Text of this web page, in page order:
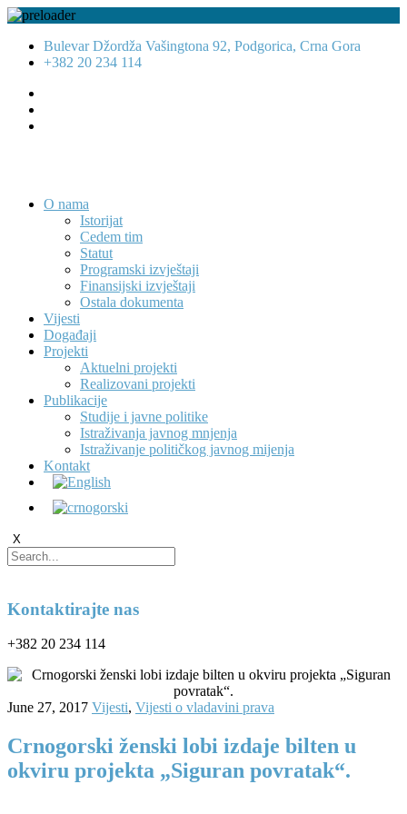
Bulevar Džordža Vašingtona 92, Podgorica, Crna Gora
+382 20 234 114
O nama
Istorijat
Cedem tim
Statut
Programski izvještaji
Finansijski izvještaji
Ostala dokumenta
Vijesti
Događaji
Projekti
Aktuelni projekti
Realizovani projekti
Publikacije
Studije i javne politike
Istraživanja javnog mnjenja
Istraživanje političkog javnog mijenja
Kontakt
X
Kontaktirajte nas
+382 20 234 114
June 27, 2017 Vijesti, Vijesti o vladavini prava
Crnogorski ženski lobi izdaje bilten u
okviru projekta „Siguran povratak“.